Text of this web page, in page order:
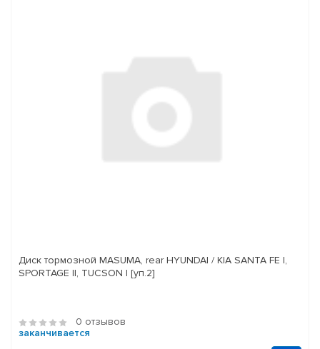
Диск тормозной MASUMA, rear HYUNDAI / KIA SANTA FE I,
SPORTAGE II, TUCSON I [уп.2]
0 отзывов
заканчивается